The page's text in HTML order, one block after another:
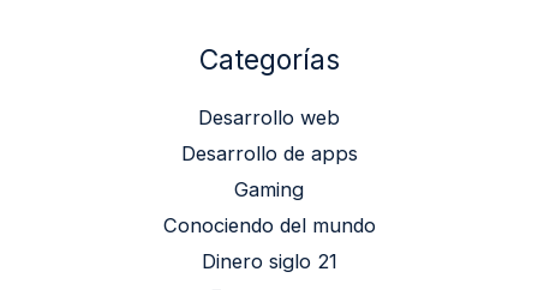
Categorías
Desarrollo web
Desarrollo de apps
Gaming
Conociendo del mundo
Dinero siglo 21